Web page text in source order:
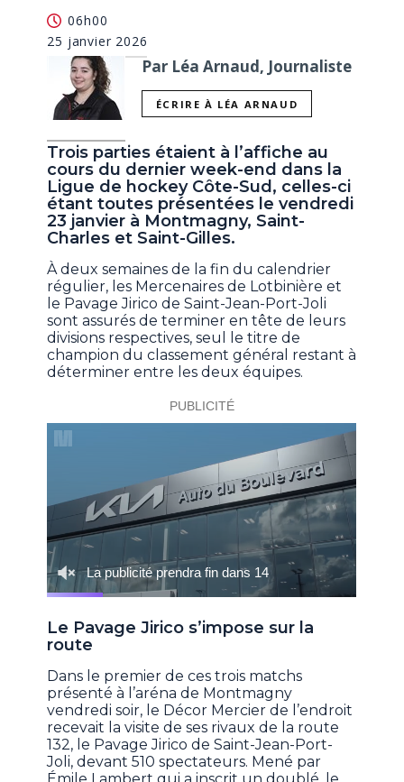
06h00
25 janvier 2026
Par Léa Arnaud, Journaliste
ÉCRIRE À LÉA ARNAUD
Trois parties étaient à l’affiche au
cours du dernier week-end dans la
Ligue de hockey Côte-Sud, celles-ci
étant toutes présentées le vendredi
23 janvier à Montmagny, Saint-
Charles et Saint-Gilles.
À deux semaines de la fin du calendrier
régulier, les Mercenaires de Lotbinière et
le Pavage Jirico de Saint-Jean-Port-Joli
sont assurés de terminer en tête de leurs
divisions respectives, seul le titre de
champion du classement général restant à
déterminer entre les deux équipes.
Le Pavage Jirico s’impose sur la
route
Dans le premier de ces trois matchs
présenté à l’aréna de Montmagny
vendredi soir, le Décor Mercier de l’endroit
recevait la visite de ses rivaux de la route
132, le Pavage Jirico de Saint-Jean-Port-
Joli, devant 510 spectateurs. Mené par
Émile Lambert qui a inscrit un doublé, le